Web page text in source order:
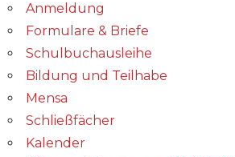
Anmeldung
Formulare & Briefe
Schulbuchausleihe
Bildung und Teilhabe
Mensa
Schließfächer
Kalender